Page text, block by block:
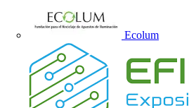
Ecolum